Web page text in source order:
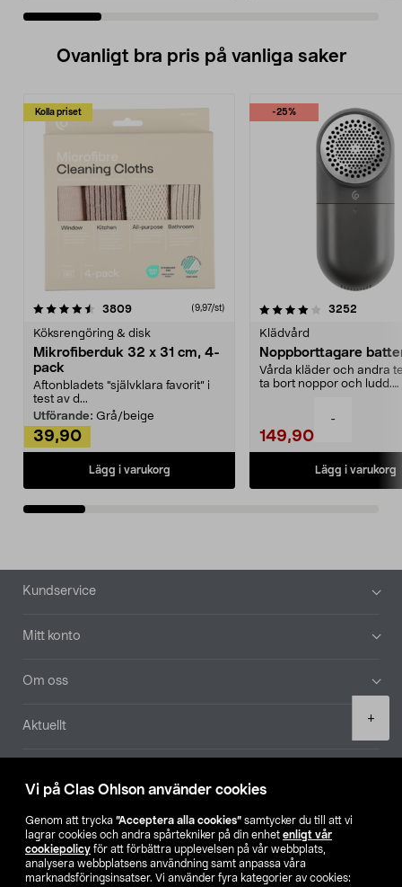
Vi på Clas Ohlson använder cookies
Genom att trycka ”Acceptera alla cookies” samtycker du till att vi
lagrar cookies och andra spårtekniker på din enhet enligt vår
cookiepolicy för att förbättra upplevelsen på vår webbplats,
analysera webbplatsens användning samt anpassa våra
marknadsföringsinsatser. Vi använder fyra kategorier av cookies:
-
+
Ovanligt bra pris på vanliga saker
Kolla priset
3809recensioner (9,97/st)
Köksrengöring & disk
Mikrofiberduk 32 x 31 cm, 4-
pack
Aftonbladets "självklara favorit” i
test av d...
Utförande: Grå/beige
39,90
Lägg i varukorg
-25%
4.0av 5 stjärnor 3252
Klädvård
Noppborttagare
Vårda kläder och andra
ta bort noppor och ludd.
149,90
Lägg i varukorg
4.5av 5 stjärnor
Sidfot
Kundservice
Mitt konto
Om oss
Aktuellt
Hitta butik
SE NO FI